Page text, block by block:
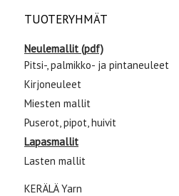
TUOTERYHMÄT
Neulemallit (pdf)
Pitsi-, palmikko- ja pintaneuleet
Kirjoneuleet
Miesten mallit
Puserot, pipot, huivit
Lapasmallit
Lasten mallit
KERÄLÄ Yarn